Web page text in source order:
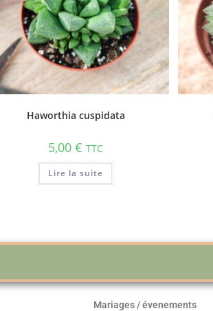
Haworthia cuspidata
5,00€ TTC
Lire la suite
Mariages / évenements